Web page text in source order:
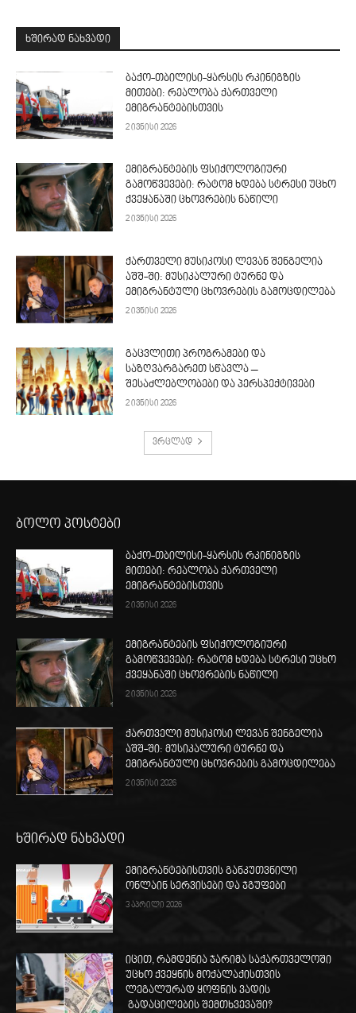
ᲮᲨᲘᲠᲐᲓ ᲜᲐᲮᲕᲐᲓᲘ
ბაქო-თბილისი-ყარსის რკინიგზის
მითები: რეალობა ქართველი
ემიგრანტებისთვის
2 ივნისი 2026
ემიგრანტების ფსიქოლოგიური
გამოწვევები: რატომ ხდება სტრესი უცხო
ქვეყანაში ცხოვრების ნაწილი
2 ივნისი 2026
ქართველი მუსიკოსი ლევან შენგელია
აშშ-ში: მუსიკალური ტურნე და
ემიგრანტული ცხოვრების გამოცდილება
2 ივნისი 2026
გაცვლითი პროგრამები და
საზღვარგარეთ სწავლა –
შესაძლებლობები და პერსპექტივები
2 ივნისი 2026
ვრცლად
ბოლო პოსტები
ბაქო-თბილისი-ყარსის რკინიგზის
მითები: რეალობა ქართველი
ემიგრანტებისთვის
2 ივნისი 2026
ემიგრანტების ფსიქოლოგიური
გამოწვევები: რატომ ხდება სტრესი უცხო
ქვეყანაში ცხოვრების ნაწილი
2 ივნისი 2026
ქართველი მუსიკოსი ლევან შენგელია
აშშ-ში: მუსიკალური ტურნე და
ემიგრანტული ცხოვრების გამოცდილება
2 ივნისი 2026
ხშირად ნახვადი
ემიგრანტებისთვის განკუთვნილი
ონლაინ სერვისები და ჯგუფები
3 აპრილი 2026
იცით, რამდენია ჯარიმა საქართველოში
უცხო ქვეყნის მოქალაქისთვის
ლეგალურად ყოფნის ვადის
გადაცილების შემთხვევაში?